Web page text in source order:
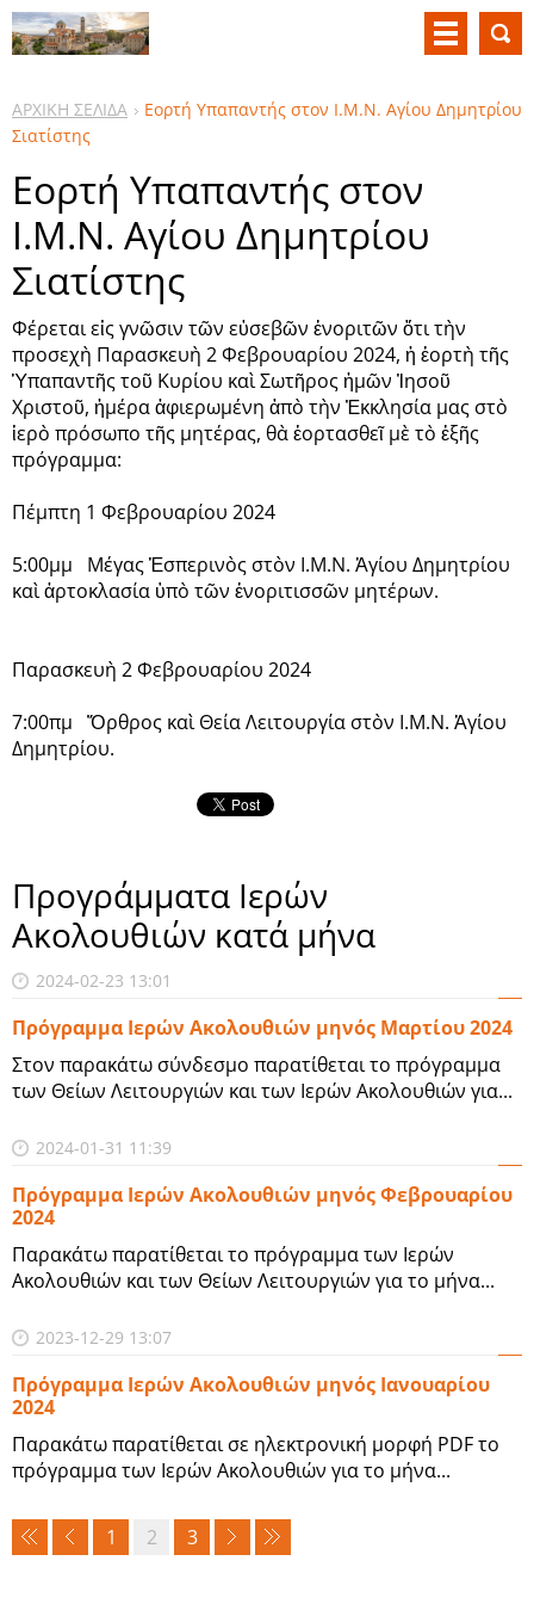
ΑΡΧΙΚΗ ΣΕΛΙΔΑ
Εορτή Υπαπαντής στον Ι.Μ.Ν. Αγίου Δημητρίου
Σιατίστης
Εορτή Υπαπαντής στον
Ι.Μ.Ν. Αγίου Δημητρίου
Σιατίστης
Φέρεται εἰς γνῶσιν τῶν εὐσεβῶν ἐνοριτῶν ὅτι τὴν
προσεχὴ Παρασκευὴ 2 Φεβρουαρίου 2024, ἡ ἑορτὴ τῆς
Ὑπαπαντῆς τοῦ Κυρίου καὶ Σωτῆρος ἡμῶν Ἰησοῦ
Χριστοῦ, ἡμέρα ἀφιερωμένη ἀπὸ τὴν Ἐκκλησία μας στὸ
ἱερὸ πρόσωπο τῆς μητέρας, θὰ ἑορτασθεῖ μὲ τὸ ἑξῆς
πρόγραμμα:
Πέμπτη 1 Φεβρουαρίου 2024
5:00μμ Μέγας Ἑσπερινὸς στὸν Ι.Μ.Ν. Ἁγίου Δημητρίου
καὶ ἀρτοκλασία ὑπὸ τῶν ἐνοριτισσῶν μητέρων.
Παρασκευὴ 2 Φεβρουαρίου 2024
7:00πμ Ὄρθρος καὶ Θεία Λειτουργία στὸν Ι.Μ.Ν. Ἁγίου
Δημητρίου.
Προγράμματα Ιερών
Ακολουθιών κατά μήνα
2024-02-23 13:01
Πρόγραμμα Ιερών Ακολουθιών μηνός Μαρτίου 2024
Στον παρακάτω σύνδεσμο παρατίθεται το πρόγραμμα
των Θείων Λειτουργιών και των Ιερών Ακολουθιών για...
2024-01-31 11:39
Πρόγραμμα Ιερών Ακολουθιών μηνός Φεβρουαρίου
2024
Παρακάτω παρατίθεται το πρόγραμμα των Ιερών
Ακολουθιών και των Θείων Λειτουργιών για το μήνα...
2023-12-29 13:07
Πρόγραμμα Ιερών Ακολουθιών μηνός Ιανουαρίου
2024
Παρακάτω παρατίθεται σε ηλεκτρονική μορφή PDF το
πρόγραμμα των Ιερών Ακολουθιών για το μήνα...
1 2 3